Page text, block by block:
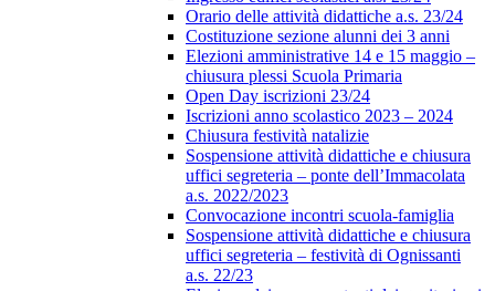
Orario delle attività didattiche a.s. 23/24
Costituzione sezione alunni dei 3 anni
Elezioni amministrative 14 e 15 maggio –
chiusura plessi Scuola Primaria
Open Day iscrizioni 23/24
Iscrizioni anno scolastico 2023 – 2024
Chiusura festività natalizie
Sospensione attività didattiche e chiusura
uffici segreteria – ponte dell’Immacolata
a.s. 2022/2023
Convocazione incontri scuola-famiglia
Sospensione attività didattiche e chiusura
uffici segreteria – festività di Ognissanti
a.s. 22/23